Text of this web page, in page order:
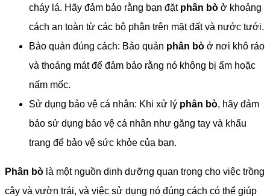
cháy lá. Hãy đảm bảo rằng bạn đặt phân bò ở khoảng
cách an toàn từ các bộ phận trên mặt đất và nước tưới.
Bảo quản đúng cách: Bảo quản phân bò ở nơi khô ráo
và thoáng mát để đảm bảo rằng nó không bị ẩm hoặc
nấm mốc.
Sử dụng bảo vệ cá nhân: Khi xử lý phân bò, hãy đảm
bảo sử dụng bảo vệ cá nhân như găng tay và khẩu
trang để bảo vệ sức khỏe của bạn.
Phân bò là một nguồn dinh dưỡng quan trọng cho việc trồng
cây và vườn trái, và việc sử dụng nó đúng cách có thể giúp